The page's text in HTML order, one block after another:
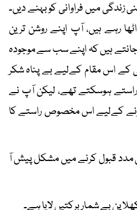
زندگی میں فراوانی کو بہنے دیں۔
رہے ہیں، آپ اپنے روشن ترین
جانتے ہیں کہ اپنے سب سے موجودہ
اس مقام کےلیے بے پناہ شکر
ہوسکتے تھے، لیکن آپ نے
کرنے کےلیے اس مخصوص راستے کا
مدد قبول کرنے میں مشکل پیش آ
پن بے شمار برکتیں لایا ہے۔